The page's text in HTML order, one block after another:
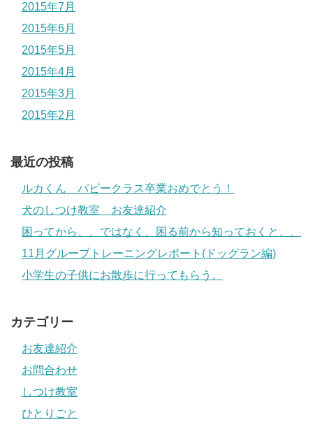
2015年7月
2015年6月
2015年5月
2015年4月
2015年3月
2015年2月
最近の投稿
ルカくん パピークラス卒業おめでとう！
犬のしつけ教室 お友達紹介
困ってから、、ではなく、困る前から知っておくと、、
11月グループトレーニングレポート(ドッグラン編)
小学生の子供にお散歩に行ってもらう。
カテゴリー
お友達紹介
お問合わせ
しつけ教室
ひとりごと